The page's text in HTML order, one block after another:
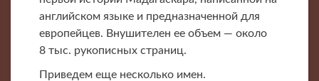
английском языке и предназначенной для
европейцев. Внушителен ее объем — около
8 тыс. рукописных страниц.
Приведем еще несколько имен.